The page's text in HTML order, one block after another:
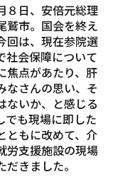
８日、安倍元総理
鷲市。国会を終え
回は、現在参院選
社会保障について
焦点があたり、肝
なさんの思い、そ
ないか、と感じる
でも現場に即した
ともに改めて、介
労支援施設の現場
きました。